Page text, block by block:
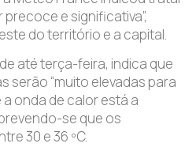
e significativa”,
do território e a capital.
até terça-feira, indica que
serão “muito elevadas para
a onda de calor está a
se que os
30 e 36 ºC.